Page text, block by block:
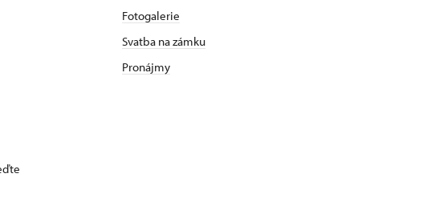
Fotogalerie
Svatba na zámku
Pronájmy